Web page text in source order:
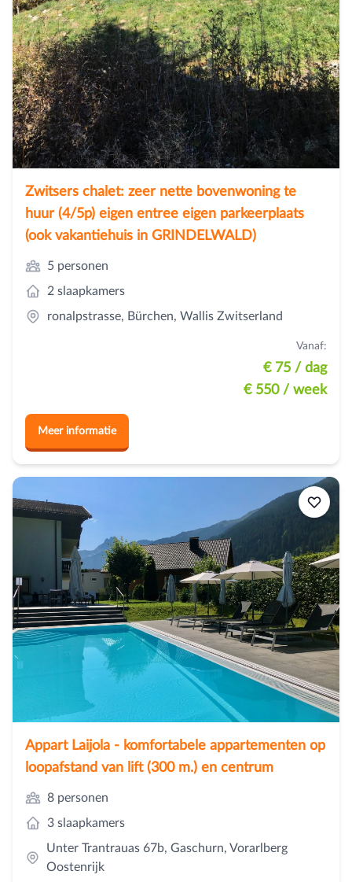
Zwitsers chalet: zeer nette bovenwoning te
huur (4/5p) eigen entree eigen parkeerplaats
(ook vakantiehuis in GRINDELWALD)
5 personen
2 slaapkamers
ronalpstrasse, Bürchen, Wallis Zwitserland
Vanaf:
€ 75 / dag
€ 550/ week
Meer informatie
Appart Laijola - komfortabele appartementen op
loopafstand van lift (300 m.) en centrum
8 personen
3 slaapkamers
Unter Trantrauas 67b, Gaschurn, Vorarlberg
Oostenrijk